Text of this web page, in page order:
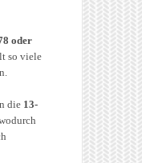
oder
so viele
die 13-